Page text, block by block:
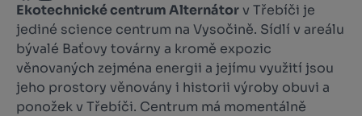
Ekotechnické centrum Alternátorv Třebíči je
jediné science centrum na Vysočině. Sídlí v areálu
bývalé Baťovy továrny a kromě expozic
věnovaných zejména energii a jejímu využití jsou
jeho prostory věnovány i historii výroby obuvi a
ponožek v Třebíči. Centrum má momentálně